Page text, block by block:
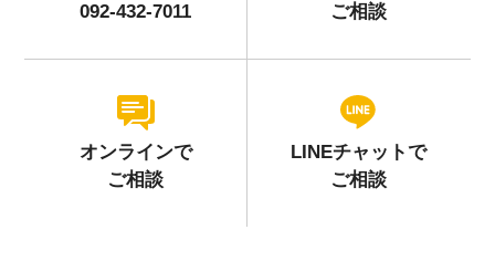
092-432-7011
ご相談
オンラインで
ご相談
LINEチャットで
ご相談